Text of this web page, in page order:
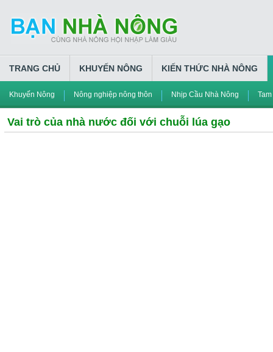
TRANG CHỦ KHUYẾN NÔNG KIẾN THỨC NHÀ NÔNG
Khuyến Nông Nông nghiệp nông thôn Nhịp Cầu Nhà Nông
Vai trò của nhà nước đối với chuỗi lúa gạo